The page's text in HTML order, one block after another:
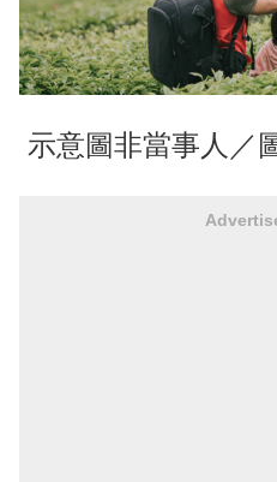
示意圖非當事人／